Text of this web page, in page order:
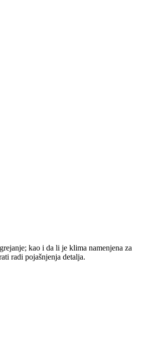
kao i da li je klima namenjena za
radi pojašnjenja detalja.